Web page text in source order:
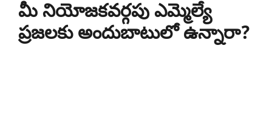
మీ నియోజకవర్గపు ఎమ్మెల్యే
ప్రజలకు అందుబాటులో ఉన్నారా?